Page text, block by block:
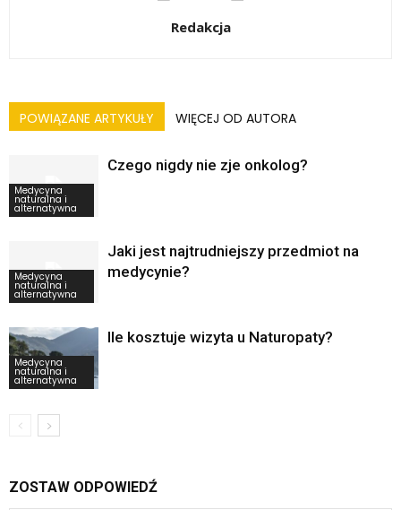
Redakcja
POWIĄZANE ARTYKUŁY WIĘCEJ OD AUTORA
Medycyna
naturalna i
alternatywna
Czego nigdy nie zje onkolog?
Medycyna
naturalna i
alternatywna
Jaki jest najtrudniejszy przedmiot na
medycynie?
Medycyna
naturalna i
alternatywna
Ile kosztuje wizyta u Naturopaty?
ZOSTAW ODPOWIEDŹ